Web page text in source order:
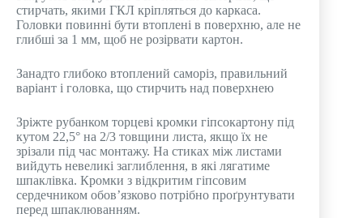
стирчать, якими ГКЛ кріпляться до каркаса.
Головки повинні бути втоплені в поверхню, але не
глибші за 1 мм, щоб не розірвати картон.
Занадто глибоко втоплений саморіз, правильний
варіант і головка, що стирчить над поверхнею
Зріжте рубанком торцеві кромки гіпсокартону під
кутом 22,5° на 2/3 товщини листа, якщо їх не
зрізали під час монтажу. На стиках між листами
вийдуть невеликі заглиблення, в які лягатиме
шпаклівка. Кромки з відкритим гіпсовим
сердечником обов’язково потрібно проґрунтувати
перед шпаклюванням.